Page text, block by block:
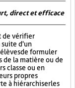
direct et efficace
de vérifier
suite d'un
de formuler
de la matière ou de
classe ou en
propres
à hiérarchiser les